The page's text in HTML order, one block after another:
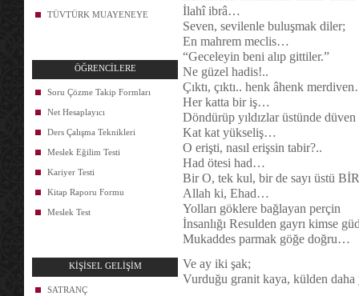
TÜVTÜRK MUAYENEYE
ÖĞRENCİLERE
Soru Çözme Takip Formları
Net Hesaplayıcı
Ders Çalışma Teknikleri
Meslek Eğilim Testi
Kariyer Testi
Kitap Raporu Formu
Meslek Test
KİŞİSEL GELİŞİM
SATRANÇ
İlahî ibrâ…
Seven, sevilenle buluşmak diler;
En mahrem meclis…
“Geceleyin beni alıp gittiler.”
Ne güzel hadis!..
Çıktı, çıktı.. henk âhenk
Her katta bir iş…
Döndürüp yıldızlar üstünde düven
Kat kat yükseliş…
O erişti, nasıl erişsin tabir?..
Had ötesi had…
Bir O, tek kul, bir de sayı üstü BİR
Allah ki, Ehad…
Yolları göklere bağlayan perçin
İnsanlığı Resulden gayrı kimse
Mukaddes parmak göğe doğru…
Ve ay iki şak;
Vurduğu granit kaya, külden daha